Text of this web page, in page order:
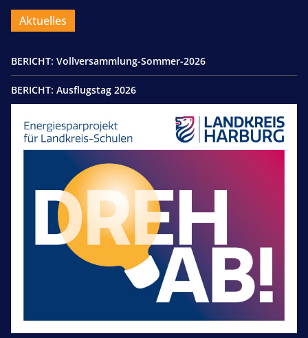
Aktuelles
BERICHT: Vollversammlung-Sommer-2026
BERICHT: Ausflugstag 2026